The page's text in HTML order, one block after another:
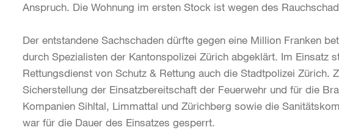
Anspruch. Die Wohnung im ersten Stock ist wegen des
Der entstandene Sachschaden dürfte gegen eine Million Franken
durch Spezialisten der Kantonspolizei Zürich abgeklärt. Im Einsatz
Rettungsdienst von Schutz & Rettung auch die Stadtpolizei Zürich.
Sicherstellung der Einsatzbereitschaft der Feuerwehr und für die
Kompanien Sihltal, Limmattal und Zürichberg sowie die
war für die Dauer des Einsatzes gesperrt.